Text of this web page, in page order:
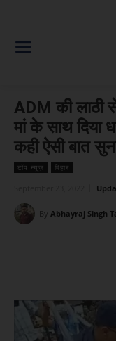
ADM की लाठी
मां के साथ दिया
कही ऐसी बात
टॉप न्यूज़ बिहार
By Abhayraj Singh